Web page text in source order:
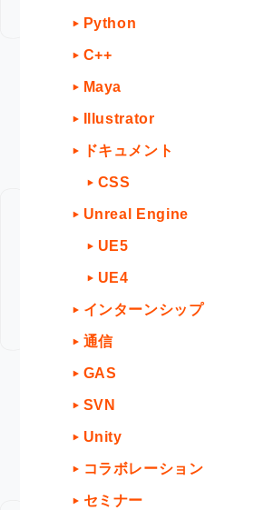
Python
C++
Maya
Illustrator
ドキュメント
CSS
Unreal Engine
UE5
UE4
インターンシップ
通信
GAS
SVN
Unity
コラボレーション
セミナー